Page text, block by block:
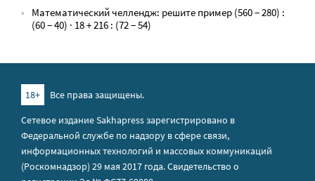
Математический челлендж: решите пример (560 − 280) :
(60 − 40) · 18 + 216 : (72 − 54)
18+
Все права защищены.
Сетевое издание Sakhapress зарегистрировано в
Федеральной службе по надзору в сфере связи,
информационных технологий и массовых коммуникаций
(Роскомнадзор) 29 мая 2017 года. Свидетельство о